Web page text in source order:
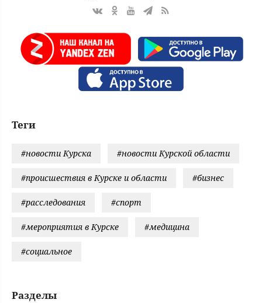
Теги
#новости Курска #новости Курской области
#происшествия в Курске и области #бизнес
#расследования #спорт
#мероприятия в Курске #медицина
#социальное
Разделы